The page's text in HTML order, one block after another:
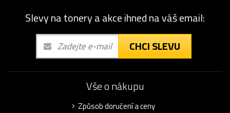
Slevy na tonery a akce ihned na váš email:
CHCI SLEVU
Vše o nákupu
Způsob doručení a ceny